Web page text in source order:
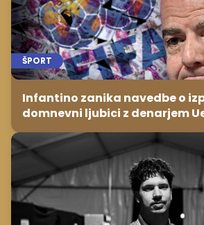
ŠPORT
Infantino zanika navedbe o
domnevni ljubici z denarjem